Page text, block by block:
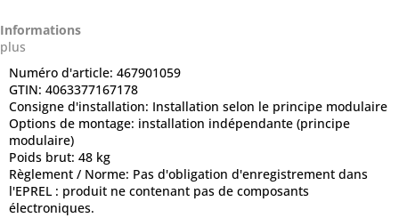
Informations
plus
Numéro d'article: 467901059
GTIN: 4063377167178
Consigne d'installation: Installation selon le principe modulaire
Options de montage: installation indépendante (principe
modulaire)
Poids brut: 48 kg
Règlement / Norme: Pas d'obligation d'enregistrement dans
l'EPREL : produit ne contenant pas de composants
électroniques.